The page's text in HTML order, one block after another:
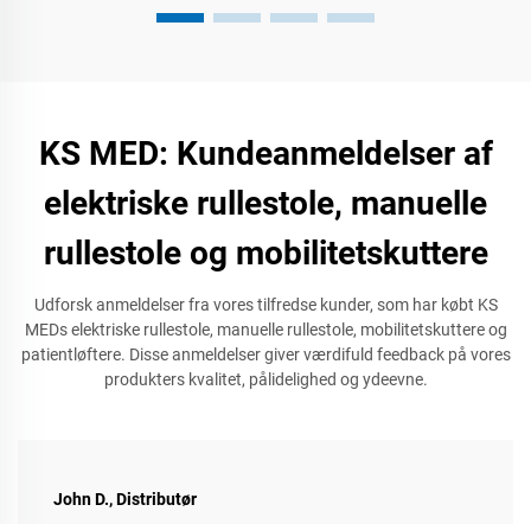
KS MED: Kundeanmeldelser af
elektriske rullestole, manuelle
rullestole og mobilitetskuttere
Udforsk anmeldelser fra vores tilfredse kunder, som har købt KS
MEDs elektriske rullestole, manuelle rullestole, mobilitetskuttere og
patientløftere. Disse anmeldelser giver værdifuld feedback på vores
produkters kvalitet, pålidelighed og ydeevne.
John D., Distributør